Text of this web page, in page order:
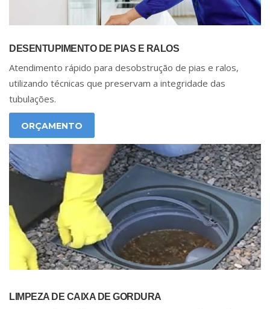
DESENTUPIMENTO DE PIAS E RALOS
Atendimento rápido para desobstrução de pias e ralos,
utilizando técnicas que preservam a integridade das
tubulações.
ORÇAMENTO
LIMPEZA DE CAIXA DE GORDURA